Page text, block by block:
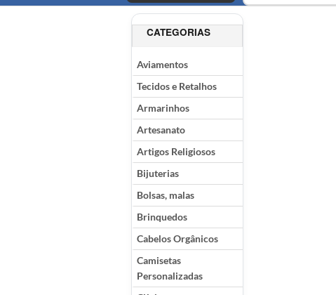
CATEGORIAS
Aviamentos
Tecidos e Retalhos
Armarinhos
Artesanato
Artigos Religiosos
Bijuterias
Bolsas, malas
Brinquedos
Cabelos Orgânicos
Camisetas
Personalizadas